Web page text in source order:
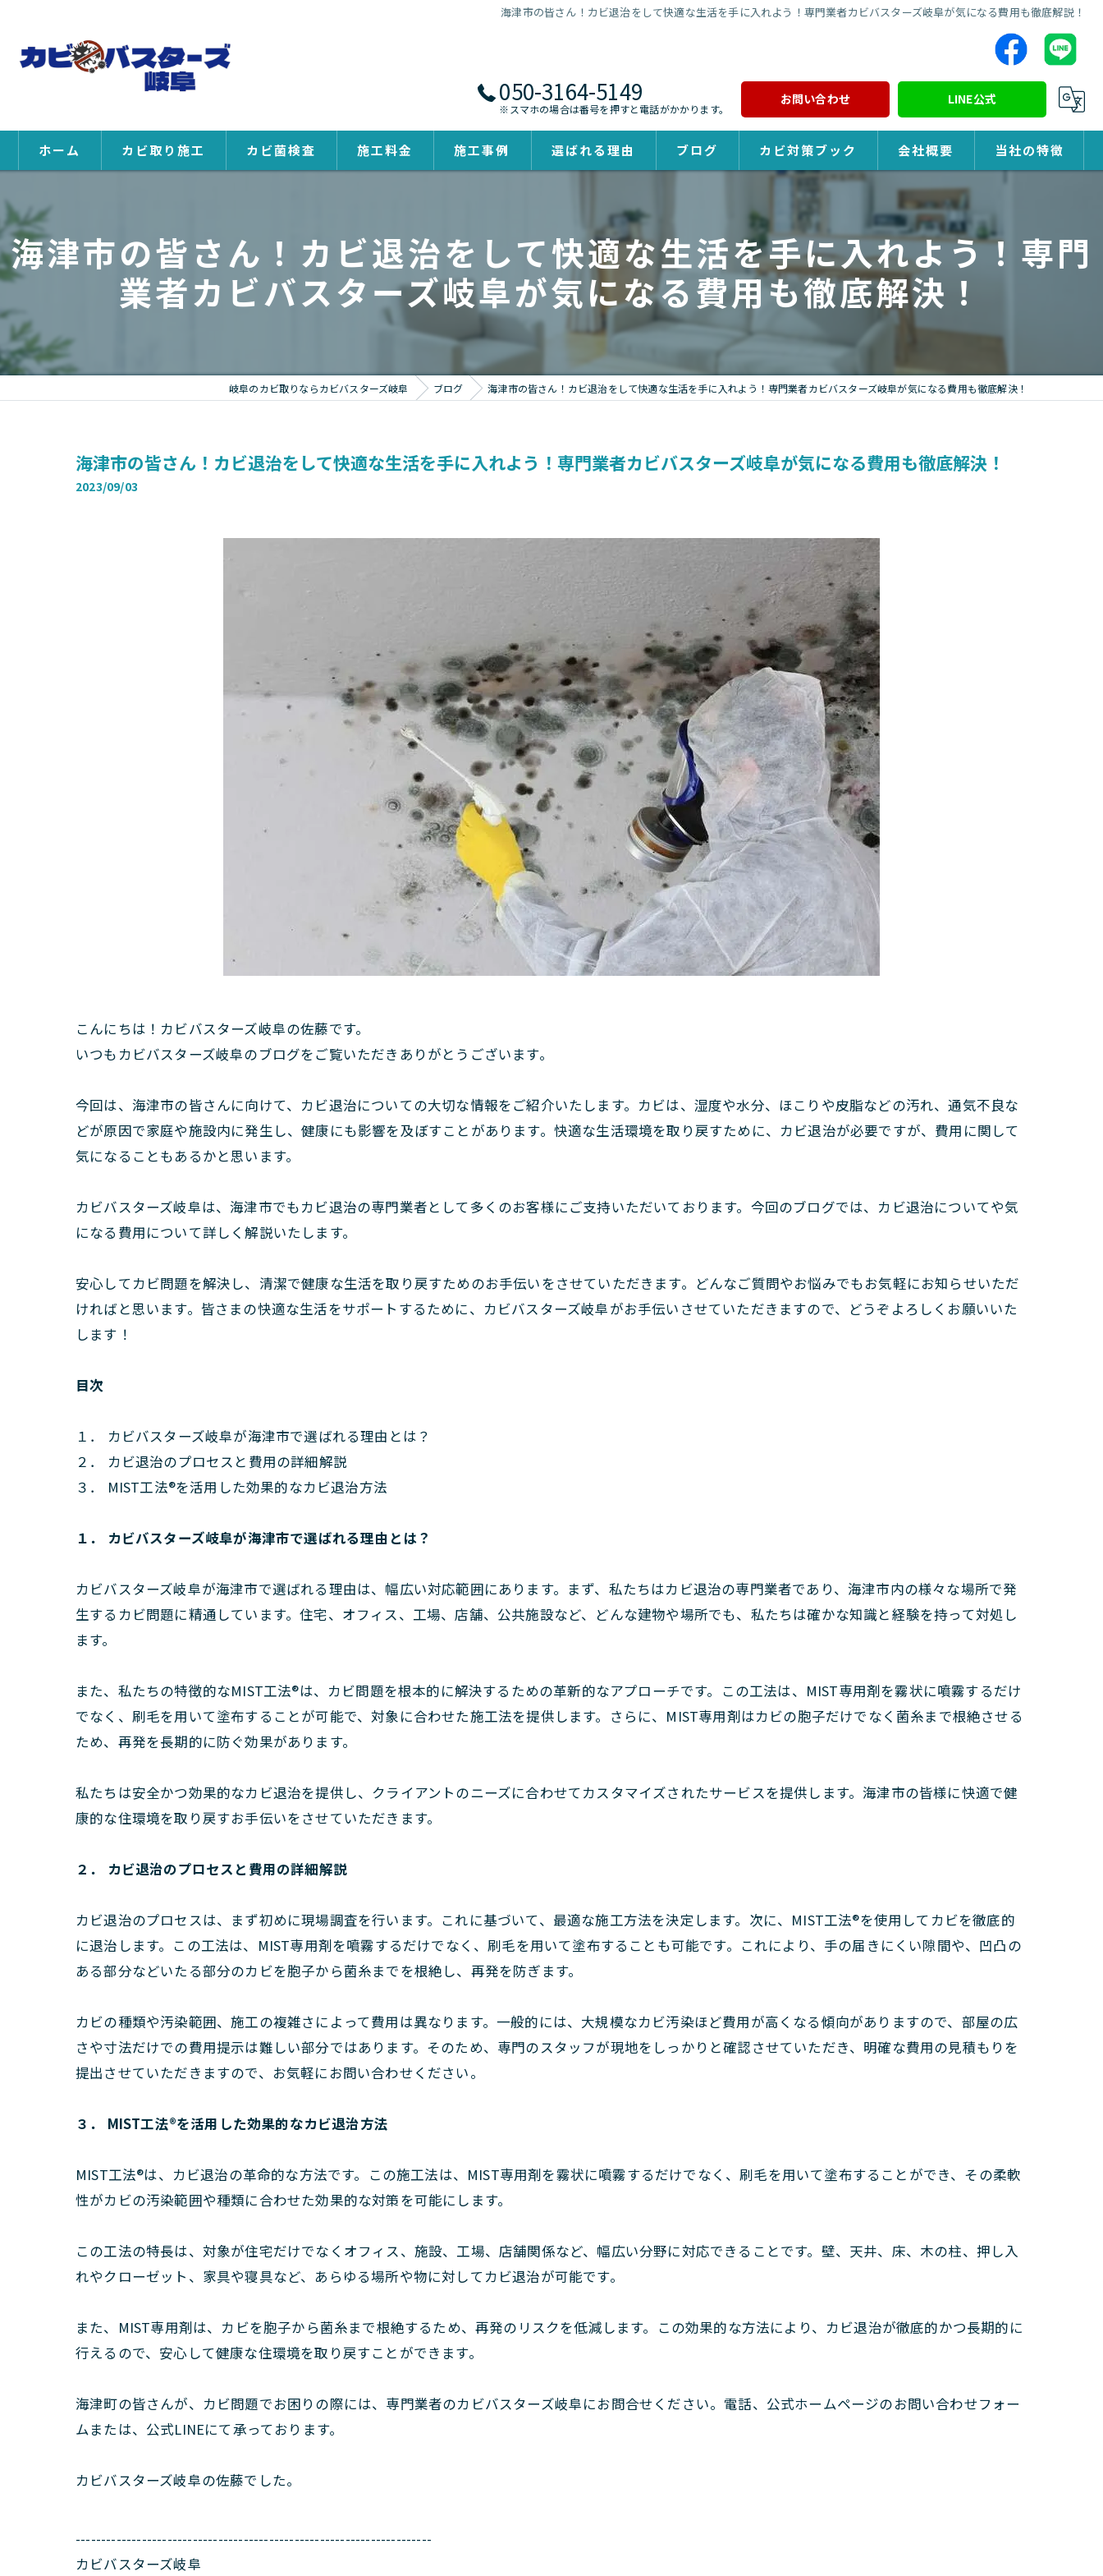
海津市の皆さん！カビ退治をして快適な生活を手に入れよう！専門業者カビバスターズ岐阜が気になる費用も徹底解説！
050-3164-5149
※スマホの場合は番号を押すと電話がかかります。
お問い合わせ LINE公式
ホーム カビ取り施工 カビ菌検査 施工料金 施工事例 選ばれる理由 ブログ カビ対策ブック 会社概要 当社の特徴
除カビ
海津市の皆さん！カビ退治をして快適な生活を手に入れよう！専門
業者カビバスターズ岐阜が気になる費用も徹底解決！
岐阜のカビ取りならカビバスターズ岐阜 ブログ 海津市の皆さん！カビ退治をして快適な生活を手に入れよう！専門業者カビバスターズ岐阜が気になる費用も徹底解決！
海津市の皆さん！カビ退治をして快適な生活を手に入れよう！専門業者カビバスターズ岐阜が気になる費用も徹底解決！
2023/09/03
こんにちは！カビバスターズ岐阜の佐藤です。
いつもカビバスターズ岐阜のブログをご覧いただきありがとうございます。
今回は、海津市の皆さんに向けて、カビ退治についての大切な情報をご紹介いたします。カビは、湿度や水分、ほこりや皮脂などの汚れ、通気不良な
どが原因で家庭や施設内に発生し、健康にも影響を及ぼすことがあります。快適な生活環境を取り戻すために、カビ退治が必要ですが、費用に関して
気になることもあるかと思います。
カビバスターズ岐阜は、海津市でもカビ退治の専門業者として多くのお客様にご支持いただいております。今回のブログでは、カビ退治についてや気
になる費用について詳しく解説いたします。
安心してカビ問題を解決し、清潔で健康な生活を取り戻すためのお手伝いをさせていただきます。どんなご質問やお悩みでもお気軽にお知らせいただ
ければと思います。皆さまの快適な生活をサポートするために、カビバスターズ岐阜がお手伝いさせていただきますので、どうぞよろしくお願いいた
します！
目次
１． カビバスターズ岐阜が海津市で選ばれる理由とは？
２． カビ退治のプロセスと費用の詳細解説
３． MIST工法®を活用した効果的なカビ退治方法
１． カビバスターズ岐阜が海津市で選ばれる理由とは？
カビバスターズ岐阜が海津市で選ばれる理由は、幅広い対応範囲にあります。まず、私たちはカビ退治の専門業者であり、海津市内の様々な場所で発
生するカビ問題に精通しています。住宅、オフィス、工場、店舗、公共施設など、どんな建物や場所でも、私たちは確かな知識と経験を持って対処し
ます。
また、私たちの特徴的なMIST工法®は、カビ問題を根本的に解決するための革新的なアプローチです。この工法は、MIST専用剤を霧状に噴霧するだけ
でなく、刷毛を用いて塗布することが可能で、対象に合わせた施工法を提供します。さらに、MIST専用剤はカビの胞子だけでなく菌糸まで根絶させる
ため、再発を長期的に防ぐ効果があります。
私たちは安全かつ効果的なカビ退治を提供し、クライアントのニーズに合わせてカスタマイズされたサービスを提供します。海津市の皆様に快適で健
康的な住環境を取り戻すお手伝いをさせていただきます。
２． カビ退治のプロセスと費用の詳細解説
カビ退治のプロセスは、まず初めに現場調査を行います。これに基づいて、最適な施工方法を決定します。次に、MIST工法®を使用してカビを徹底的
に退治します。この工法は、MIST専用剤を噴霧するだけでなく、刷毛を用いて塗布することも可能です。これにより、手の届きにくい隙間や、凹凸の
ある部分などいたる部分のカビを胞子から菌糸までを根絶し、再発を防ぎます。
カビの種類や汚染範囲、施工の複雑さによって費用は異なります。一般的には、大規模なカビ汚染ほど費用が高くなる傾向がありますので、部屋の広
さや寸法だけでの費用提示は難しい部分ではあります。そのため、専門のスタッフが現地をしっかりと確認させていただき、明確な費用の見積もりを
提出させていただきますので、お気軽にお問い合わせください。
３． MIST工法®を活用した効果的なカビ退治方法
MIST工法®は、カビ退治の革命的な方法です。この施工法は、MIST専用剤を霧状に噴霧するだけでなく、刷毛を用いて塗布することができ、その柔軟
性がカビの汚染範囲や種類に合わせた効果的な対策を可能にします。
この工法の特長は、対象が住宅だけでなくオフィス、施設、工場、店舗関係など、幅広い分野に対応できることです。壁、天井、床、木の柱、押し入
れやクローゼット、家具や寝具など、あらゆる場所や物に対してカビ退治が可能です。
また、MIST専用剤は、カビを胞子から菌糸まで根絶するため、再発のリスクを低減します。この効果的な方法により、カビ退治が徹底的かつ長期的に
行えるので、安心して健康な住環境を取り戻すことができます。
海津町の皆さんが、カビ問題でお困りの際には、専門業者のカビバスターズ岐阜にお問合せください。電話、公式ホームページのお問い合わせフォー
ムまたは、公式LINEにて承っております。
カビバスターズ岐阜の佐藤でした。
----------------------------------------------------------------------
カビバスターズ岐阜